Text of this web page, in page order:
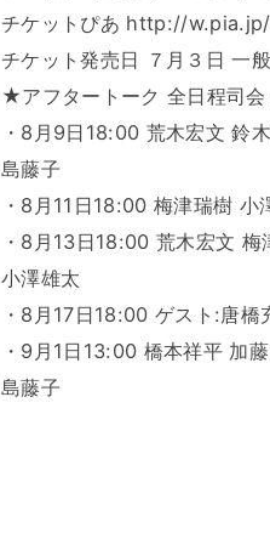
チケットぴあ http://
チケット発売日 ７月３日 一
★アフタートーク 全日程司会
・8月9日18:00 荒木宏文 鈴
島藤子
・8月11日18:00 梅津瑞樹
・8月13日18:00 荒木宏文
小澤雄太
・8月17日18:00 ゲスト:唐
・9月1日13:00 橋本祥平 加
島藤子